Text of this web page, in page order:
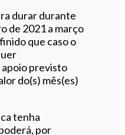
durar durante
de 2021 a março
que caso o
apoio previsto
do(s) mês(es)
tenha
por